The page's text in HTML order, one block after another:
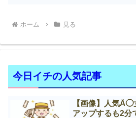
ホーム 見る
今日イチの人気記事
【画像】人気
アップするも2分